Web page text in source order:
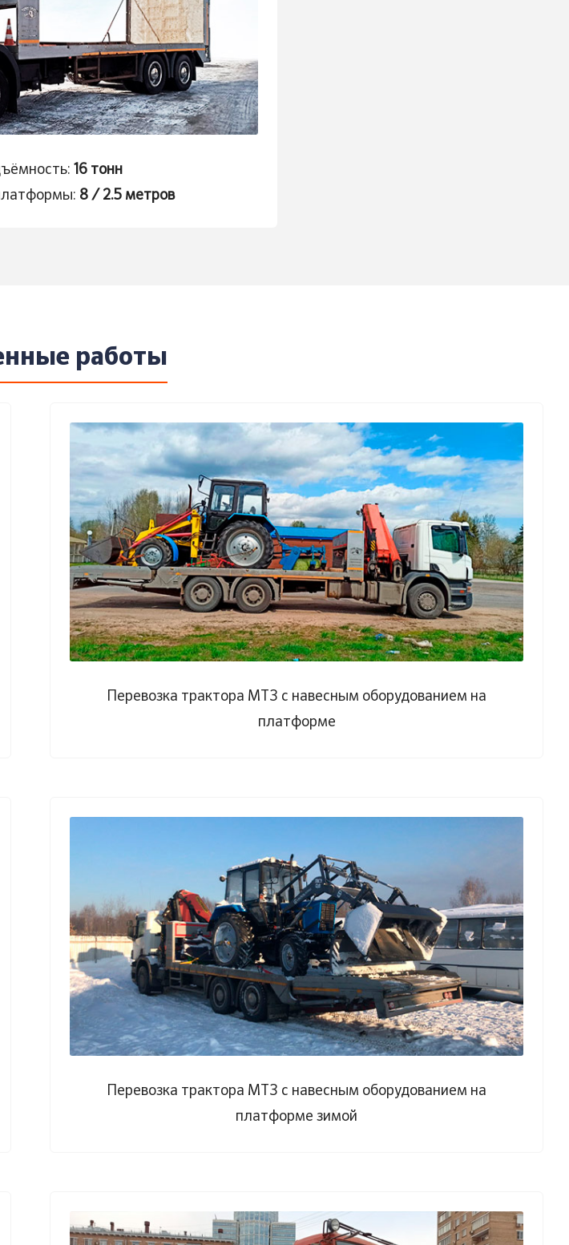
16 тонн
8 / 2.5 метров
работы
Перевозка трактора МТЗ с навесным оборудованием на
платформе
Перевозка трактора МТЗ с навесным оборудованием на
платформе зимой